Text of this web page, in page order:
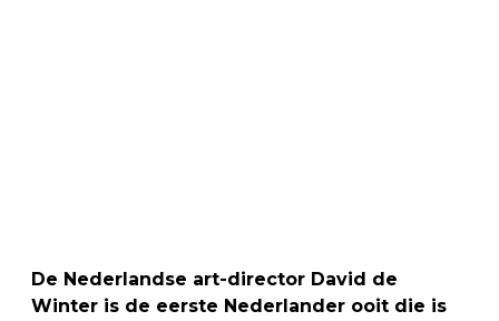
De Nederlandse art-director David de
Winter is de eerste Nederlander ooit die is